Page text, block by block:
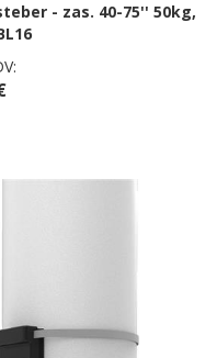
- zas. 40-75'' 50kg,